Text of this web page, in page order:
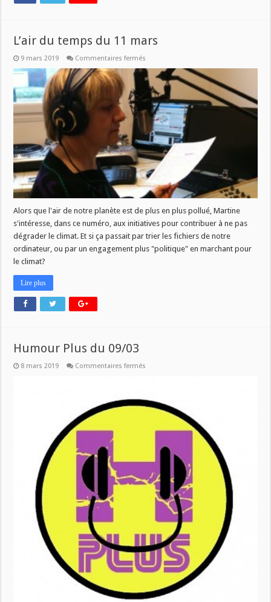
L’air du temps du 11 mars
9 mars 2019 Commentaires fermés
du
temps
du
11
mars
Alors que l'air de notre planète est de plus en plus pollué, Martine
s'intéresse, dans ce numéro, aux initiatives pour contribuer à ne pas
dégrader le climat. Et si ça passait par trier les fichiers de notre
ordinateur, ou par un engagement plus "politique" en marchant pour
le climat?
Lire plus
Humour Plus du 09/03
8 mars 2019 Commentaires fermés